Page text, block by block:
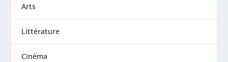
Arts
Littérature
Cinéma